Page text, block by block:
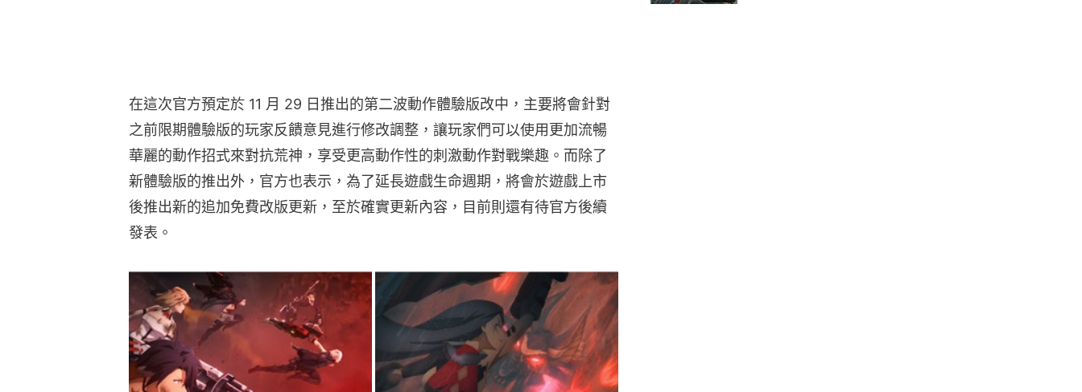
在這次官方預定於 11 月 29 日推出的第二波動作體驗版改中，主要將會針對
之前限期體驗版的玩家反饋意見進行修改調整，讓玩家們可以使用更加流暢
華麗的動作招式來對抗荒神，享受更高動作性的刺激動作對戰樂趣。而除了
新體驗版的推出外，官方也表示，為了延長遊戲生命週期，將會於遊戲上市
後推出新的追加免費改版更新，至於確實更新內容，目前則還有待官方後續
發表。